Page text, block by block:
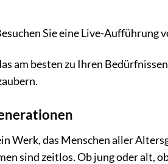
Sie eine Live-Aufführung
am besten zu Ihren
Werk, das Menschen aller
sind zeitlos. Ob jung oder alt,